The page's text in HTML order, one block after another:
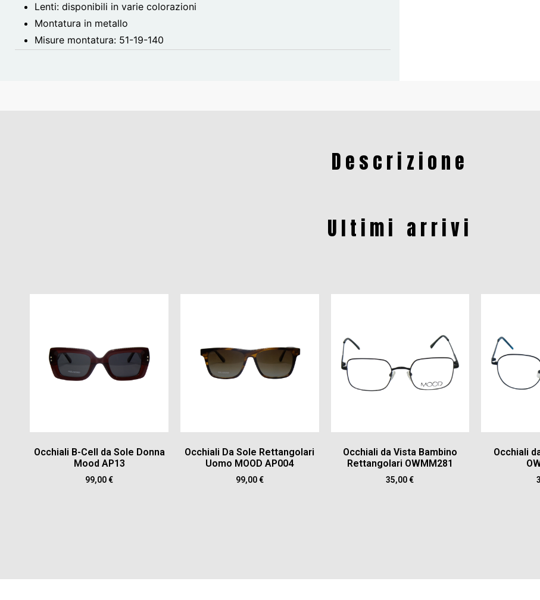
Lenti: disponibili in varie colorazioni
Montatura in metallo
Misure montatura: 51-19-140
Descrizione
Ultimi arrivi
Occhiali B-Cell da Sole Donna
Mood AP13
99,00€
Occhiali Da Sole Rettangolari
Uomo MOOD AP004
99,00€
Occhiali da Vista Bambino
Rettangolari OWMM281
35,00€
Occhiali